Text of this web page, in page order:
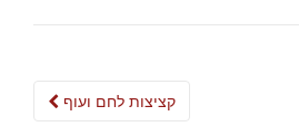
Post
קציצות לחם ועוף